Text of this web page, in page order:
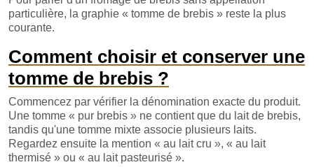
particulière, la graphie « tomme de brebis » reste la plus
courante.
Comment choisir et conserver une
tomme de brebis ?
Commencez par vérifier la dénomination exacte du produit.
Une tomme « pur brebis » ne contient que du lait de brebis,
tandis qu'une tomme mixte associe plusieurs laits.
Regardez ensuite la mention « au lait cru », « au lait
thermisé » ou « au lait pasteurisé ».